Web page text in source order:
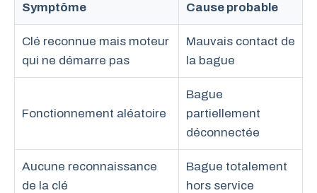
Symptôme Cause probable
Clé reconnue mais moteur
qui ne démarre pas
Mauvais contact de
la bague
Fonctionnement aléatoire
Bague
partiellement
déconnectée
Aucune reconnaissance
de la clé
Bague totalement
hors service